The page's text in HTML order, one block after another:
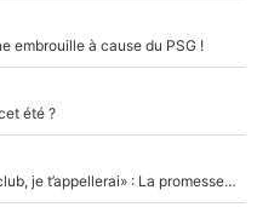
embrouille à cause du PSG !
été ?
Mercato - OM - «Dès que je prends un club, je t’appellerai» : La promesse de Marcelino au moment de claquer la porte